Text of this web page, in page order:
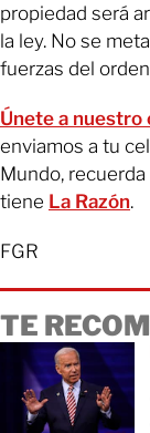
propiedad será
la ley. No se
fuerzas del
Únete a nuestro
enviamos a tu
Mundo,
tiene La Razón.
FGR
TE